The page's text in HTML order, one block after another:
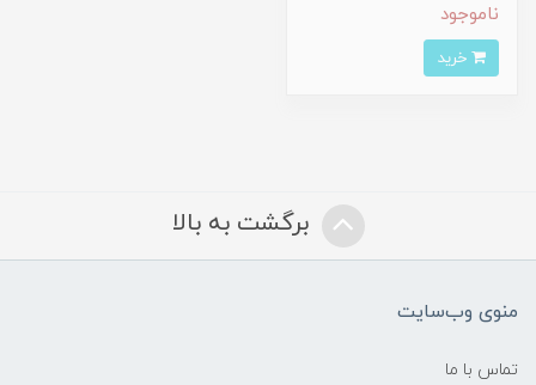
ناموجود
برگشت به بالا
منوی وب‌سایت
تماس با ما